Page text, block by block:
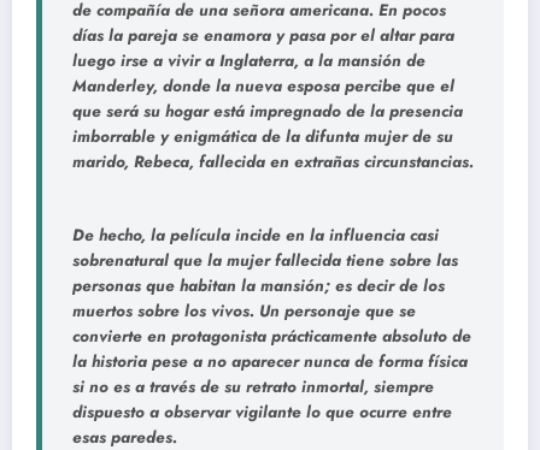
de compañía de una señora americana. En pocos
días la pareja se enamora y pasa por el altar para
luego irse a vivir a Inglaterra, a la mansión de
Manderley, donde la nueva esposa percibe que el
que será su hogar está impregnado de la presencia
imborrable y enigmática de la difunta mujer de su
marido, Rebeca, fallecida en extrañas circunstancias.
De hecho, la película incide en la influencia casi
sobrenatural que la mujer fallecida tiene sobre las
personas que habitan la mansión; es decir de los
muertos sobre los vivos. Un personaje que se
convierte en protagonista prácticamente absoluto de
la historia pese a no aparecer nunca de forma física
si no es a través de su retrato inmortal, siempre
dispuesto a observar vigilante lo que ocurre entre
esas paredes.